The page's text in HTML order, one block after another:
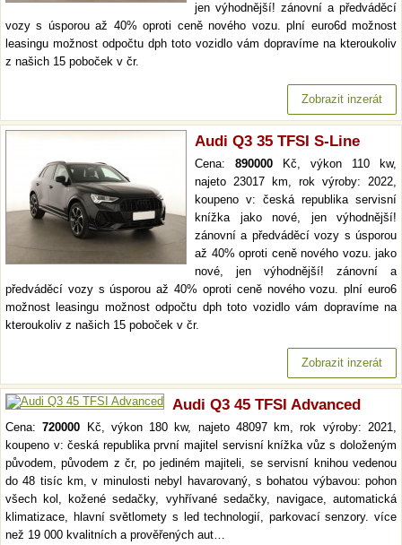
jen výhodnější! zánovní a předváděcí
vozy s úsporou až 40% oproti ceně nového vozu. plní euro6d možnost
leasingu možnost odpočtu dph toto vozidlo vám dopravíme na kteroukoliv
z našich 15 poboček v čr.
Zobrazit inzerát
Audi Q3 35 TFSI S-Line
Cena: 890000 Kč, výkon 110 kw,
najeto 23017 km, rok výroby: 2022,
koupeno v: česká republika servisní
knížka jako nové, jen výhodnější!
zánovní a předváděcí vozy s úsporou
až 40% oproti ceně nového vozu. jako
nové, jen výhodnější! zánovní a
předváděcí vozy s úsporou až 40% oproti ceně nového vozu. plní euro6
možnost leasingu možnost odpočtu dph toto vozidlo vám dopravíme na
kteroukoliv z našich 15 poboček v čr.
Zobrazit inzerát
Audi Q3 45 TFSI Advanced
Cena:720000 Kč, výkon 180 kw, najeto 48097 km, rok výroby: 2021,
koupeno v: česká republika první majitel servisní knížka vůz s doloženým
původem, původem z čr, po jediném majiteli, se servisní knihou vedenou
do 48 tisíc km, v minulosti nebyl havarovaný, s bohatou výbavou: pohon
všech kol, kožené sedačky, vyhřívané sedačky, navigace, automatická
klimatizace, hlavní světlomety s led technologií, parkovací senzory. více
než 19 000 kvalitních a prověřených aut…